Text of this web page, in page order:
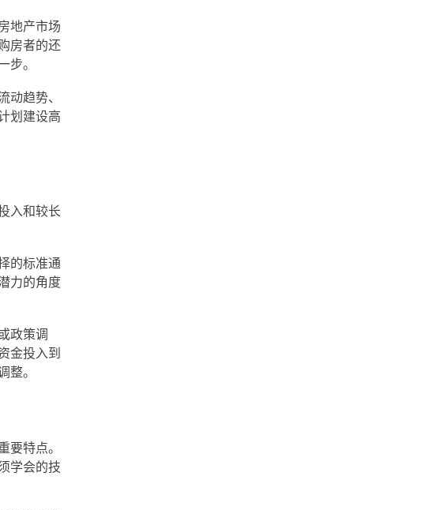
地产市场
房者的还
步。
趋势、
划建设高
入和较长
的标准通
力的角度
政策调
金投入到
整。
特点。
学会的技